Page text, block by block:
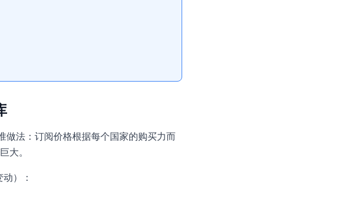
做法：订阅价格根据每个国家的购买力而
大。
）：